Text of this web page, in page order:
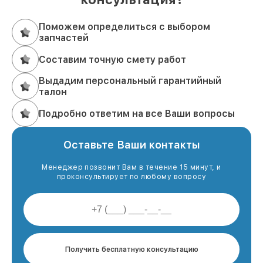
Поможем определиться с выбором
запчастей
Составим точную смету работ
Выдадим персональный гарантийный
талон
Подробно ответим на все Ваши вопросы
Оставьте Ваши контакты
Менеджер позвонит Вам в течение 15 минут, и
проконсультирует по любому вопросу
Получить бесплатную консультацию